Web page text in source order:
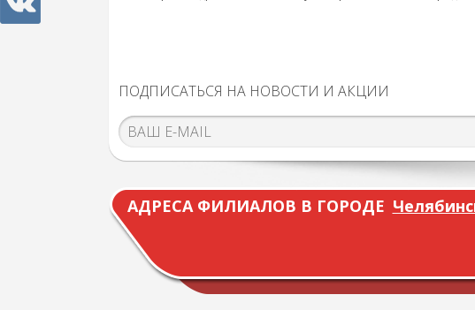
ПОДПИСАТЬСЯ НА НОВОСТИ И АКЦИИ
АДРЕСА ФИЛИАЛОВ В ГОРОДЕ